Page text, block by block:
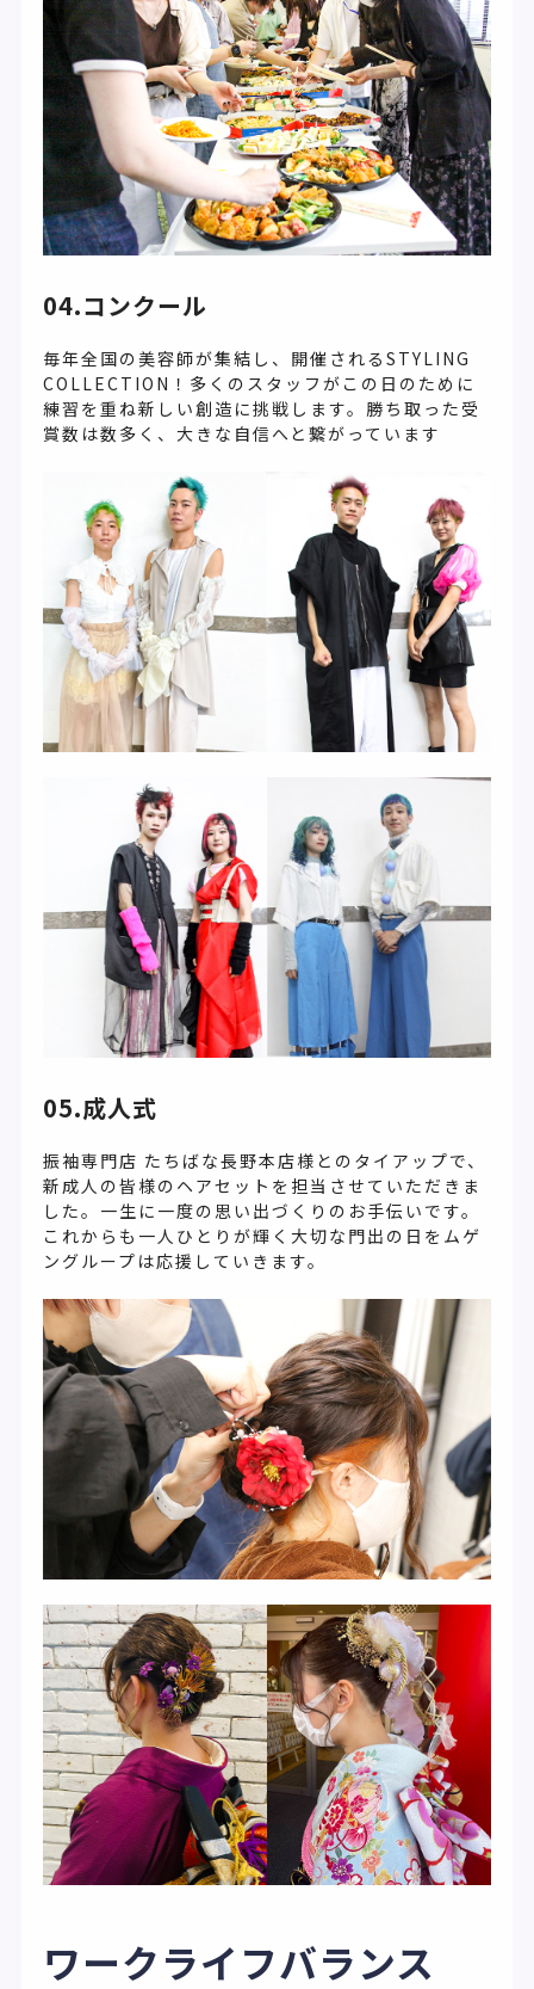
04.コンクール
毎年全国の美容師が集結し、開催されるSTYLING
COLLECTION！多くのスタッフがこの日のために
練習を重ね新しい創造に挑戦します。勝ち取った受
賞数は数多く、大きな自信へと繋がっています
05.成人式
振袖専門店 たちばな長野本店様とのタイアップで、
新成人の皆様のヘアセットを担当させていただきま
した。一生に一度の思い出づくりのお手伝いです。
これからも一人ひとりが輝く大切な門出の日をムゲ
ングループは応援していきます。
ワークライフバランス